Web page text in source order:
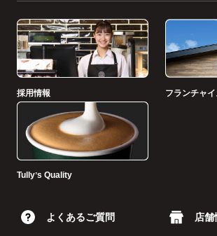
採用情報 フランチャ
Tullyʼs Quality
よくあるご質問 店舗